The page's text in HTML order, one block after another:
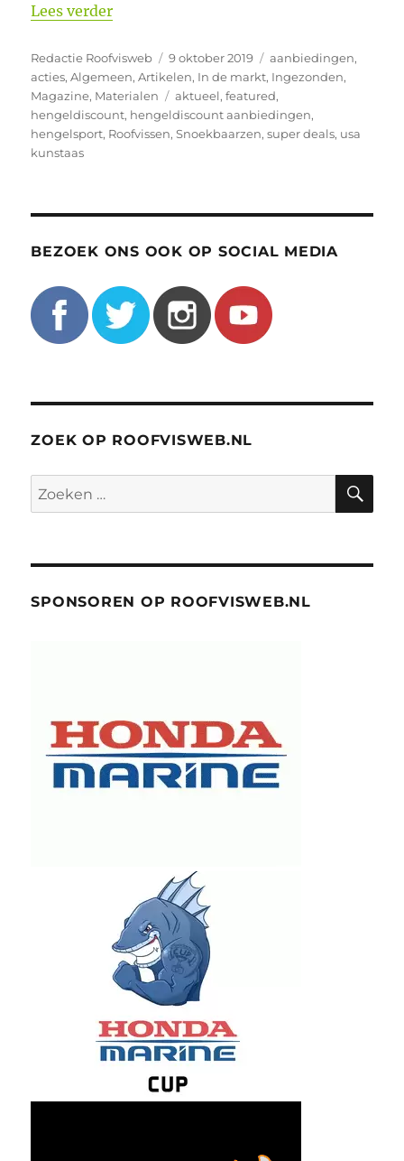
Lees verder“Profiteer, bijna al het USA Kunstaas
Auteur
Redactie Roofvisweb
Geplaatst
op
9 oktober 2019 Categorieën
aanbiedingen,
acties,Algemeen,Artikelen, In de markt, Ingezonden,
Magazine, Materialen Tags
aktueel,featured,
hengeldiscount, hengeldiscount aanbiedingen,
hengelsport, Roofvissen,Snoekbaarzen,super deals, usa
kunstaas
BEZOEK ONS OOK OP SOCIAL MEDIA
ZOEK OP ROOFVISWEB.NL
Zoeken
naar:
SPONSOREN OP ROOFVISWEB.NL